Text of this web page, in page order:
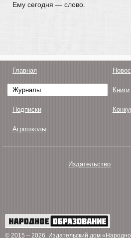
Ему сегодня — слово.
Главная
Журналы Книги
Подписки
Агрошколы
Издательство
© 2015 – 2026. Издательский дом